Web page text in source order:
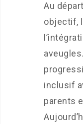
Au
objectif,
inclusif
parents